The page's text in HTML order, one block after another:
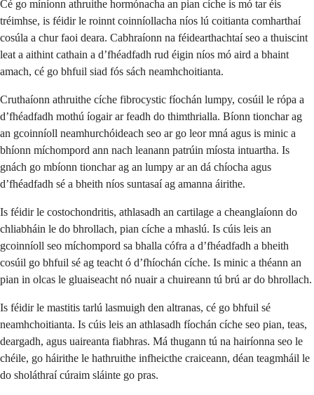
Cé go míníonn athruithe hormónacha an pian cíche is mó tar éis
tréimhse, is féidir le roinnt coinníollacha níos lú coitianta comharthaí
cosúla a chur faoi deara. Cabhraíonn na féidearthachtaí seo a thuiscint
leat a aithint cathain a d’fhéadfadh rud éigin níos mó aird a bhaint
amach, cé go bhfuil siad fós sách neamhchoitianta.
Cruthaíonn athruithe cíche fibrocystic fíochán lumpy, cosúil le rópa a
d’fhéadfadh mothú íogair ar feadh do thimthrialla. Bíonn tionchar ag
an gcoinníoll neamhurchóideach seo ar go leor mná agus is minic a
bhíonn míchompord ann nach leanann patrúin míosta intuartha. Is
gnách go mbíonn tionchar ag an lumpy ar an dá chíocha agus
d’fhéadfadh sé a bheith níos suntasaí ag amanna áirithe.
Is féidir le costochondritis, athlasadh an cartilage a cheanglaíonn do
chliabháin le do bhrollach, pian cíche a mhaslú. Is cúis leis an
gcoinníoll seo míchompord sa bhalla cófra a d’fhéadfadh a bheith
cosúil go bhfuil sé ag teacht ó d’fhíochán cíche. Is minic a théann an
pian in olcas le gluaiseacht nó nuair a chuireann tú brú ar do bhrollach.
Is féidir le mastitis tarlú lasmuigh den altranas, cé go bhfuil sé
neamhchoitianta. Is cúis leis an athlasadh fíochán cíche seo pian, teas,
deargadh, agus uaireanta fiabhras. Má thugann tú na hairíonna seo le
chéile, go háirithe le hathruithe infheicthe craiceann, déan teagmháil le
do sholáthraí cúraim sláinte go pras.